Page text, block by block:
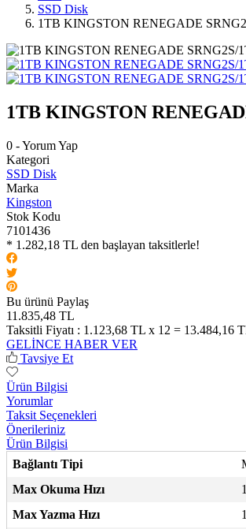
SSD Disk
1TB KINGSTON RENEGADE
1TB KINGSTON
0 - Yorum Yap
Kategori
SSD Disk
Marka
Kingston
Stok Kodu
7101436
* 1.282,18 TL den başlayan taksitlerle!
Bu ürünü Paylaş
11.835,48 TL
Taksitli Fiyatı : 1.123,68 TL x 12 = 13.484,16
GELİNCE HABER VER
Tavsiye Et
Ürün Bilgisi
Yorumlar
Taksit Seçenekleri
Önerileriniz
Ürün Bilgisi
Bağlantı Tipi
Max Okuma Hızı
Max Yazma Hızı